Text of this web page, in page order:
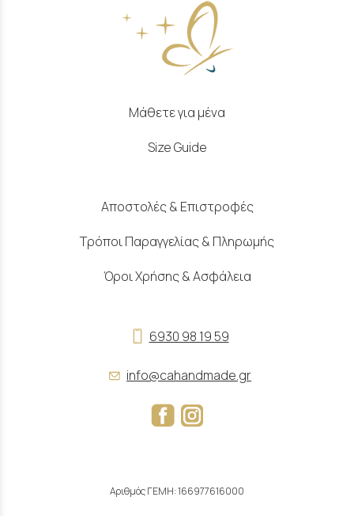
Μάθετε για μένα
Size Guide
Αποστολές & Επιστροφές
Τρόποι Παραγγελίας & Πληρωμής
Όροι Χρήσης & Ασφάλεια
6930 98 19 59
info@cahandmade.gr
Αριθμός ΓΕΜΗ: 166977616000